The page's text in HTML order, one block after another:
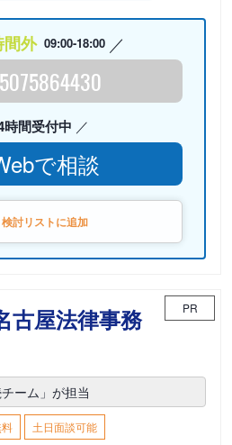
外 09:00-18:00
時間受付中
で相談
検討リストに追加
古屋法律事務
PR
ーム」が担当
土日面談可能